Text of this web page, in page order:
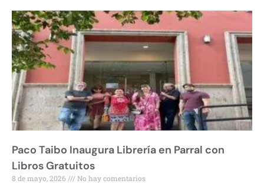
Paco Taibo Inaugura Librería en Parral con
Libros Gratuitos
8 de mayo, 2026 No hay comentarios